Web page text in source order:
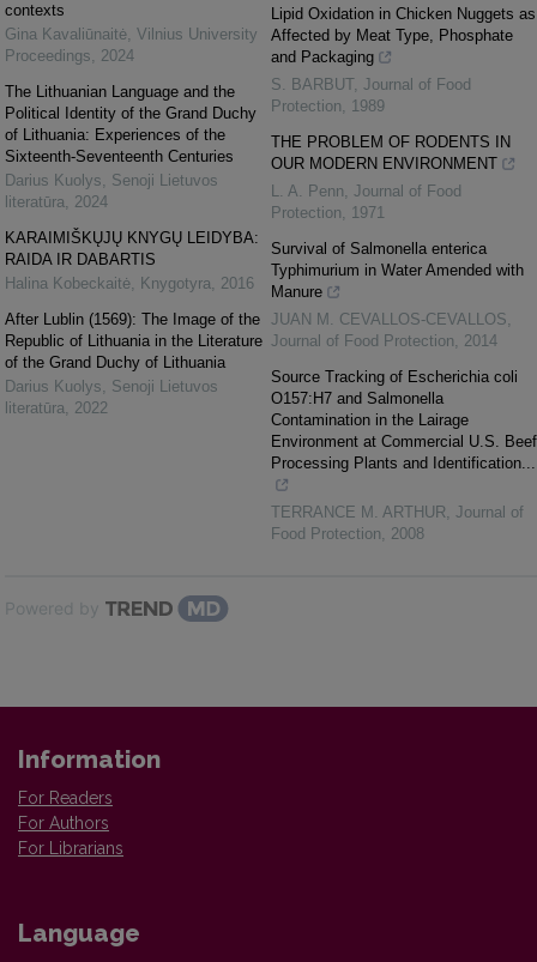
contexts
Gina Kavaliūnaitė, Vilnius University
Proceedings, 2024
The Lithuanian Language and the
Political Identity of the Grand Duchy
of Lithuania: Experiences of the
Sixteenth-Seventeenth Centuries
Darius Kuolys, Senoji Lietuvos
literatūra, 2024
KARAIMIŠKŲJŲ KNYGŲ LEIDYBA:
RAIDA IR DABARTIS
Halina Kobeckaitė, Knygotyra, 2016
After Lublin (1569): The Image of the
Republic of Lithuania in the Literature
of the Grand Duchy of Lithuania
Darius Kuolys, Senoji Lietuvos
literatūra, 2022
Lipid Oxidation in Chicken Nuggets as
Affected by Meat Type, Phosphate
and Packaging
S. BARBUT, Journal of Food
Protection, 1989
THE PROBLEM OF RODENTS IN
OUR MODERN ENVIRONMENT
L. A. Penn, Journal of Food
Protection, 1971
Survival of Salmonella enterica
Typhimurium in Water Amended with
Manure
JUAN M. CEVALLOS-CEVALLOS,
Journal of Food Protection, 2014
Source Tracking of Escherichia coli
O157:H7 and Salmonella
Contamination in the Lairage
Environment at Commercial U.S. Beef
Processing Plants and Identification...
TERRANCE M. ARTHUR, Journal of
Food Protection, 2008
Powered by
Information
For Readers
For Authors
For Librarians
Language